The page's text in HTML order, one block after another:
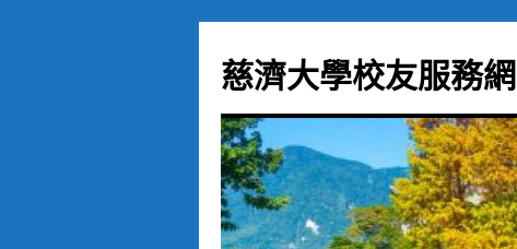
主
要
容
慈濟大學校友服務網